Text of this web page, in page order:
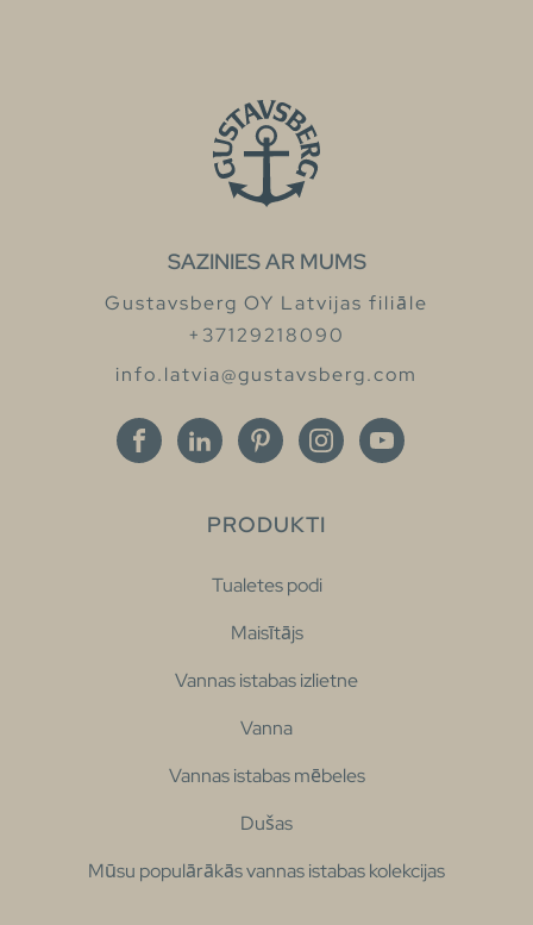
SAZINIES AR MUMS
Gustavsberg OY Latvijas filiāle
+37129218090
info.latvia@gustavsberg.com
PRODUKTI
Tualetes podi
Maisītājs
Vannas istabas izlietne
Vanna
Vannas istabas mēbeles
Dušas
Mūsu populārākās vannas istabas kolekcijas